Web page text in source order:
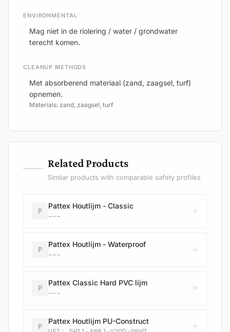
ENVIRONMENTAL
Mag niet in de riolering / water / grondwater
terecht komen.
CLEANUP METHODS
Met absorberend materiaal (zand, zaagsel, turf)
opnemen.
Materials: zand, zaagsel, turf
— Related Products
Similar products with comparable safety profiles
P
Pattex Houtlijm - Classic
---
P
Pattex Houtlijm - Waterproof
---
P
Pattex Classic Hard PVC lijm
---
P
Pattex Houtlijm PU-Construct